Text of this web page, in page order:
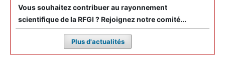
Vous souhaitez contribuer au rayonnement
scientifique de la RFGI ? Rejoignez notre comité...
Plus d'actualités